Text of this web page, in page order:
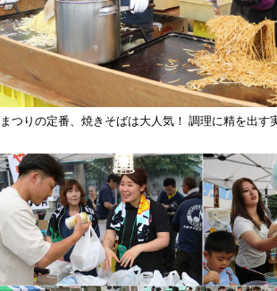
まつりの定番、焼きそばは大人気！ 調理に精を出す